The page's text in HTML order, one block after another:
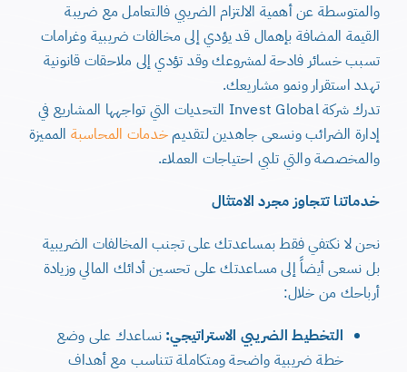
والمتوسطة عن أهمية الالتزام الضريبي فالتعامل مع ضريبة
القيمة المضافة بإهمال قد يؤدي إلى مخالفات ضريبية وغرامات
تسبب خسائر فادحة لمشروعك وقد تؤدي إلى ملاحقات قانونية
تهدد استقرار ونمو مشاريعك.
تدرك شركة Invest Global التحديات التي تواجهها المشاريع في
إدارة الضرائب ونسعى جاهدين لتقديم خدمات المحاسبة المميزة
والمخصصة والتي تلبي احتياجات العملاء.
خدماتنا تتجاوز مجرد الامتثال
نحن لا نكتفي فقط بمساعدتك على تجنب المخالفات الضريبية
بل نسعى أيضاً إلى مساعدتك على تحسين أدائك المالي وزيادة
أرباحك من خلال:
التخطيط الضريبي الاستراتيجي: نساعدك على وضع
خطة ضريبية واضحة ومتكاملة تتناسب مع أهداف